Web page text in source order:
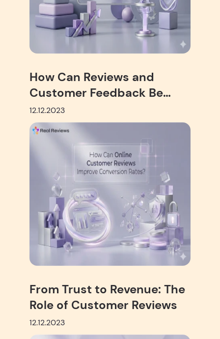
How Can Reviews and
Customer Feedback Be
Integrated into Sales and
Marketing?
12.12.2023
From Trust to Revenue: The
Role of Customer Reviews
12.12.2023